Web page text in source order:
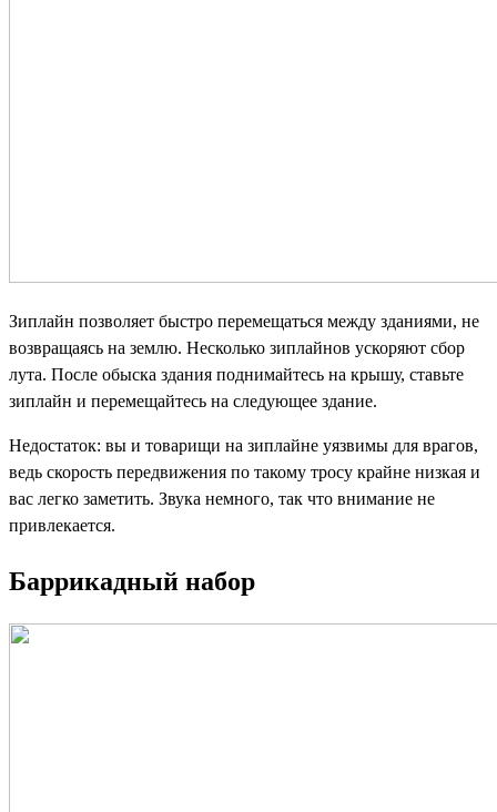
Зиплайн позволяет быстро перемещаться между зданиями, не
возвращаясь на землю. Несколько зиплайнов ускоряют сбор
лута. После обыска здания поднимайтесь на крышу, ставьте
зиплайн и перемещайтесь на следующее здание.
Недостаток: вы и товарищи на зиплайне уязвимы для врагов,
ведь скорость передвижения по такому тросу крайне низкая и
вас легко заметить. Звука немного, так что внимание не
привлекается.
Баррикадный набор